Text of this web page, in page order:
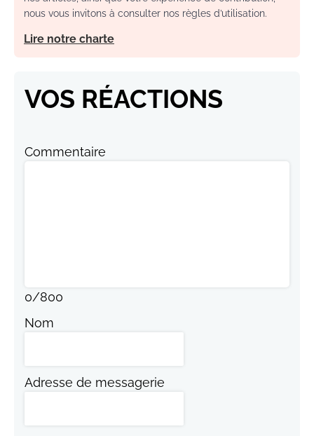
nous vous invitons à consulter nos règles d’utilisation.
Lire notre charte
VOS RÉACTIONS
Commentaire
0/800
Nom
Adresse de messagerie